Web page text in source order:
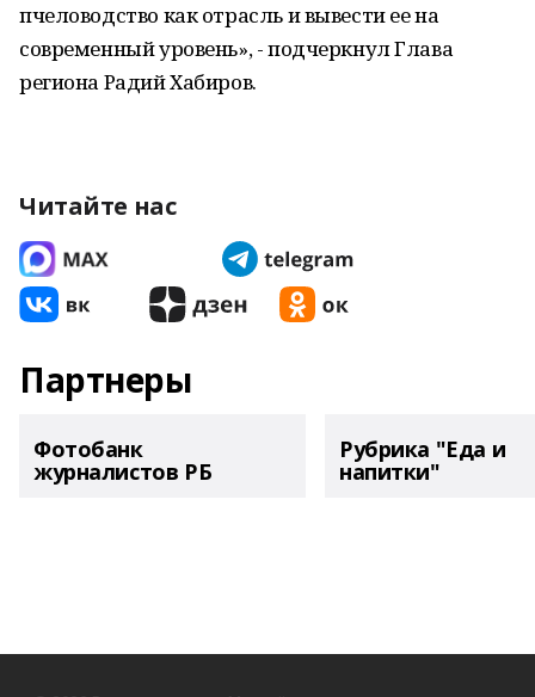
пчеловодство как отрасль и вывести ее на
современный уровень», - подчеркнул Глава
региона Радий Хабиров.
Читайте нас
Партнеры
Фотобанк
журналистов РБ
Рубрика "Еда и
напитки"